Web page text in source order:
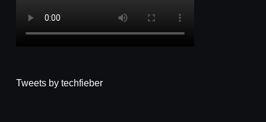
Tweets by techfieber